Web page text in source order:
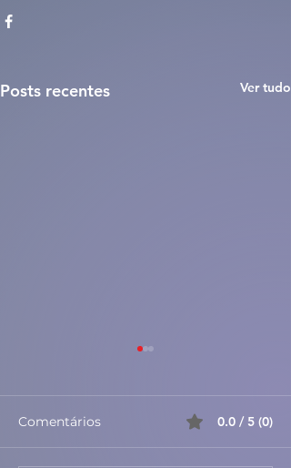
Posts recentes Ver tudo
Comentários 0.0 / 5 (0)